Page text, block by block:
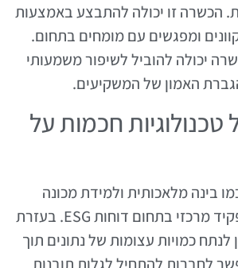
הכשרה זו יכולה להתבצע באמצעות
ומפגשים עם מומחים בתחום.
יכולה להוביל לשיפור משמעותי
האמון של המשקיעים.
חכמות על
בינה מלאכותית ולמידת מכונה
מתחילות לשחק תפקיד מרכזי בתחום דוחות ESG. בעזרת
לנתח כמויות עצומות של נתונים תוך
לחברות להתחיל לגלות תובנות